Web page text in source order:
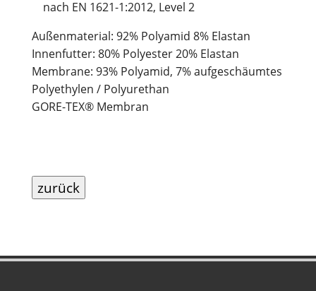
nach EN 1621-1:2012, Level 2
Außenmaterial: 92% Polyamid 8% Elastan
Innenfutter: 80% Polyester 20% Elastan
Membrane: 93% Polyamid, 7% aufgeschäumtes
Polyethylen / Polyurethan
GORE-TEX® Membran
zurück